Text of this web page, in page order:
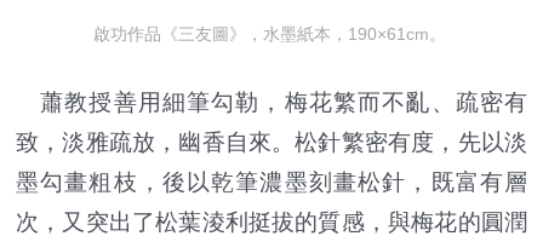
啟功作品《三友圖》，水墨紙本，190×61cm。
蕭教授善用細筆勾勒，梅花繁而不亂、疏密有
致，淡雅疏放，幽香自來。松針繁密有度，先以淡
墨勾畫粗枝，後以乾筆濃墨刻畫松針，既富有層
次，又突出了松葉淩利挺拔的質感，與梅花的圓潤